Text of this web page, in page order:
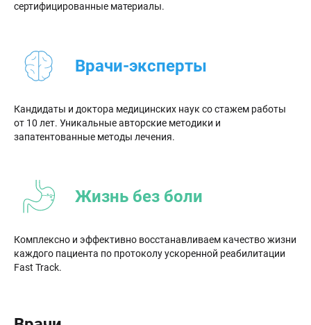
сертифицированные материалы.
Врачи-эксперты
Кандидаты и доктора медицинских наук со стажем работы
от 10 лет. Уникальные авторские методики и
запатентованные методы лечения.
Жизнь без боли
Комплексно и эффективно восстанавливаем качество жизни
каждого пациента по протоколу ускоренной реабилитации
Fast Track.